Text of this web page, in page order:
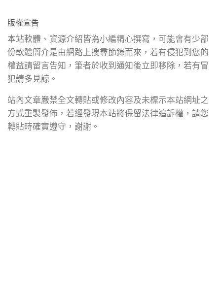
版權宣告
本站軟體、資源介紹皆為小編精心撰寫，可能會有少部
份軟體簡介是由網路上搜尋節錄而來，若有侵犯到您的
權益請留言告知，筆者於收到通知後立即移除，若有冒
犯請多見諒。
站內文章嚴禁全文轉貼或修改內容及未標示本站網址之
方式重製發佈，若經發現本站將保留法律追訴權，請您
轉貼時確實遵守，謝謝。